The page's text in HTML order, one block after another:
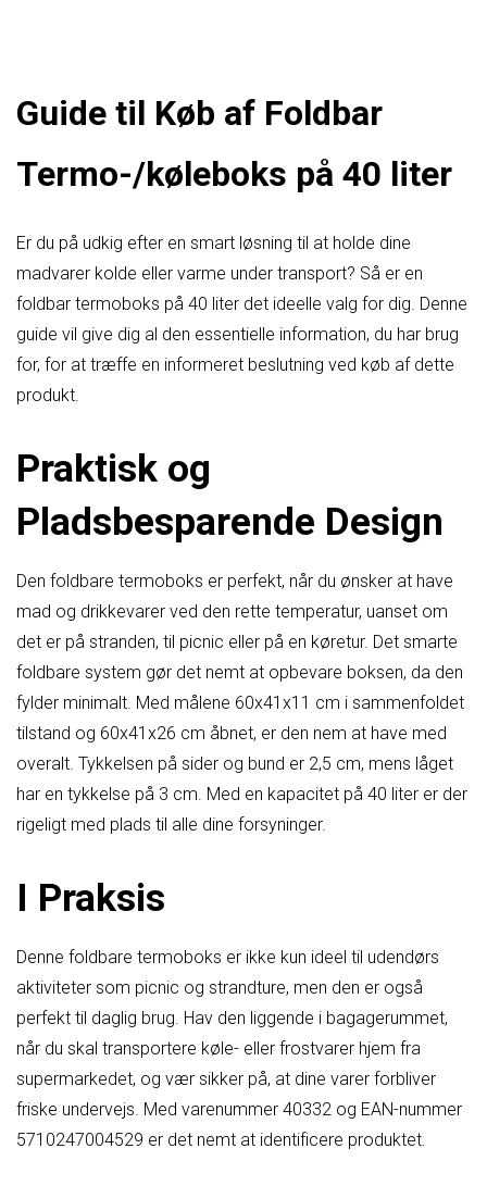
Guide til Køb af Foldbar
Termo-/køleboks på 40 liter
Er du på udkig efter en smart løsning til at holde dine
madvarer kolde eller varme under transport? Så er en
foldbar termoboks på 40 liter det ideelle valg for dig. Denne
guide vil give dig al den essentielle information, du har brug
for, for at træffe en informeret beslutning ved køb af dette
produkt.
Praktisk og
Pladsbesparende Design
Den foldbare termoboks er perfekt, når du ønsker at have
mad og drikkevarer ved den rette temperatur, uanset om
det er på stranden, til picnic eller på en køretur. Det smarte
foldbare system gør det nemt at opbevare boksen, da den
fylder minimalt. Med målene 60x41x11 cm i sammenfoldet
tilstand og 60x41x26 cm åbnet, er den nem at have med
overalt. Tykkelsen på sider og bund er 2,5 cm, mens låget
har en tykkelse på 3 cm. Med en kapacitet på 40 liter er der
rigeligt med plads til alle dine forsyninger.
I Praksis
Denne foldbare termoboks er ikke kun ideel til udendørs
aktiviteter som picnic og strandture, men den er også
perfekt til daglig brug. Hav den liggende i bagagerummet,
når du skal transportere køle- eller frostvarer hjem fra
supermarkedet, og vær sikker på, at dine varer forbliver
friske undervejs. Med varenummer 40332 og EAN-nummer
5710247004529 er det nemt at identificere produktet.